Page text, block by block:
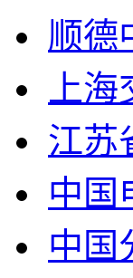
顺德
上
江苏
中国
中国